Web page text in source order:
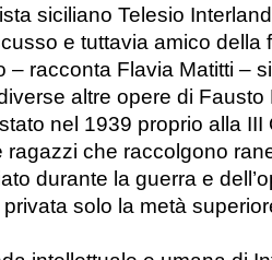
siciliano Telesio
e tuttavia amico della
– racconta Flavia Matitti –
altre opere di Fausto
nel 1939 proprio alla III
ragazzi che raccolgono
durante la guerra e
solo la metà